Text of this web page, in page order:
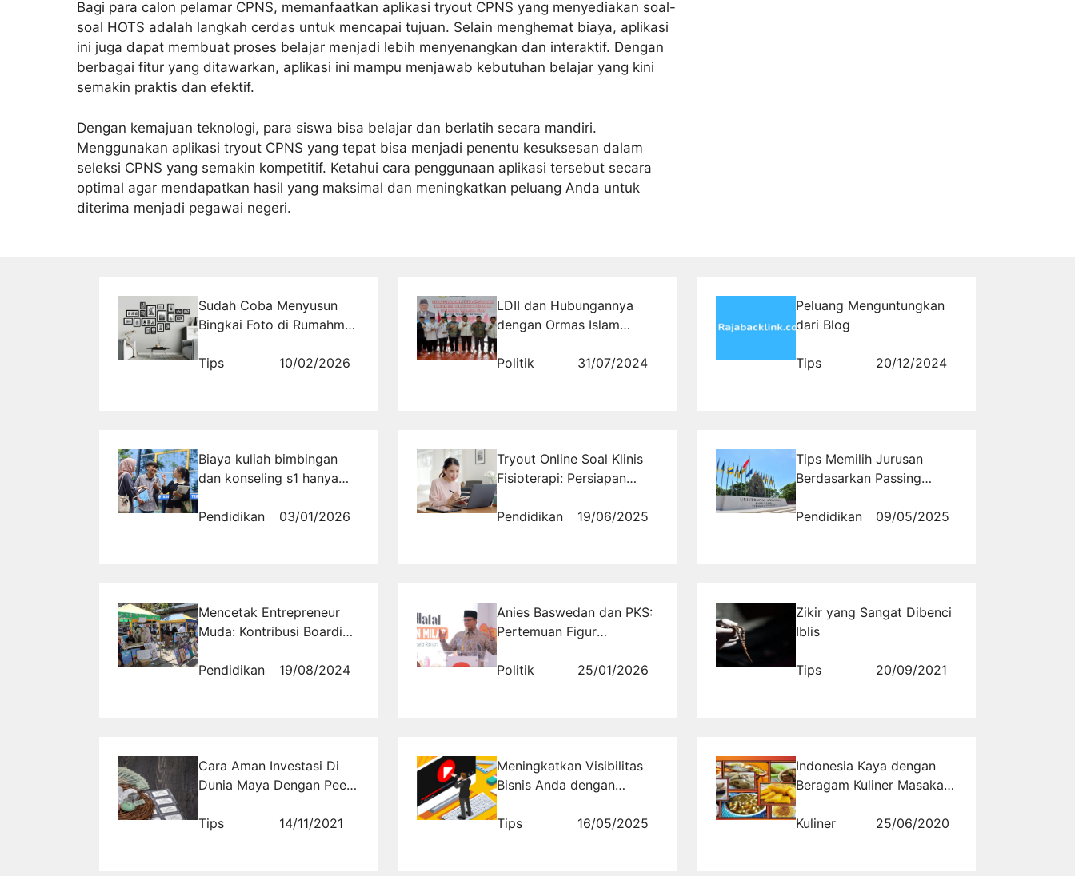
Bagi para calon pelamar CPNS, memanfaatkan aplikasi tryout CPNS yang menyediakan soal-
soal HOTS adalah langkah cerdas untuk mencapai tujuan. Selain menghemat biaya, aplikasi
ini juga dapat membuat proses belajar menjadi lebih menyenangkan dan interaktif. Dengan
berbagai fitur yang ditawarkan, aplikasi ini mampu menjawab kebutuhan belajar yang kini
semakin praktis dan efektif.
Dengan kemajuan teknologi, para siswa bisa belajar dan berlatih secara mandiri.
Menggunakan aplikasi tryout CPNS yang tepat bisa menjadi penentu kesuksesan dalam
seleksi CPNS yang semakin kompetitif. Ketahui cara penggunaan aplikasi tersebut secara
optimal agar mendapatkan hasil yang maksimal dan meningkatkan peluang Anda untuk
diterima menjadi pegawai negeri.
Sudah Coba Menyusun
Bingkai Foto di Rumahmu?
Jadi Pusat Perhatian!
Tips 10/02/2026
LDII dan Hubungannya
dengan Ormas Islam
Politik
31/07/2024
Peluang Menguntungkan
dari Blog
Tips 20/12/2024
Biaya kuliah bimbingan
dan konseling s1 hanya
universitas di bandung
Pendidikan 03/01/2026
Tryout Online Soal Klinis
Fisioterapi: Persiapan
Fisioterapis
Pendidikan 19/06/2025
Tips Memilih Jurusan
Berdasarkan Passing
Grade SNBT UNAIR 2025
Pendidikan
09/05/2025
Mencetak Entrepreneur
Muda: Kontribusi Boarding
Pendidikan
19/08/2024
Anies Baswedan dan PKS:
Pertemuan Figur
Politik Modern
Politik 25/01/2026
Zikir yang Sangat Dibenci
Iblis
Tips 20/09/2021
Cara Aman Investasi Di
Dunia Maya Dengan Peer
Tips
14/11/2021
Meningkatkan Visibilitas
Bisnis Anda dengan
Dropshipping
Tips 16/05/2025
Indonesia Kaya dengan
Beragam Kuliner Masakan
Nusantara
Kuliner
25/06/2020